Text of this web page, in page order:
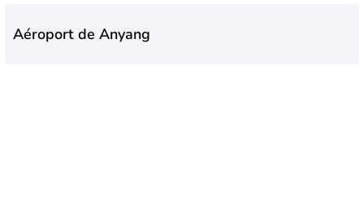
Aéroport de Anyang